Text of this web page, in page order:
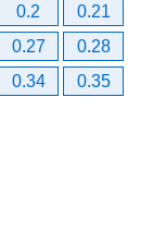
0.2
0.21
0.27
0.28
0.34
0.35